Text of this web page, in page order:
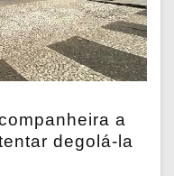
a
degolá-la